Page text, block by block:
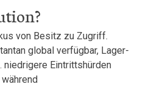
von Besitz zu ⁣Zugriff.
global verfügbar, Lager-
Eintrittshürden